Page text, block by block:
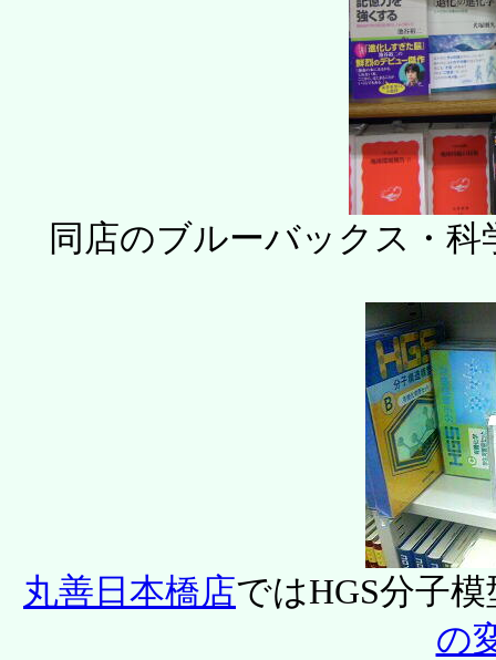
同店のブルーバックス・
丸善日本橋店ではHGS分子
の